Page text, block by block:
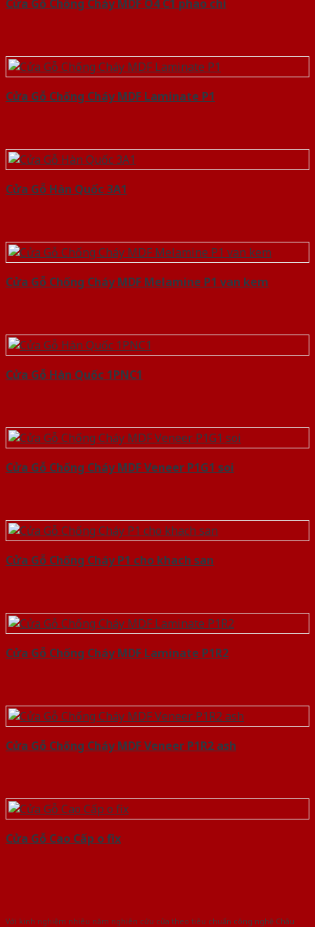
Cửa Gỗ Chống Cháy MDF O4 C1 phao chi
Cửa Gỗ Chống Cháy MDF Laminate P1
Cửa Gỗ Hàn Quốc 3A1
Cửa Gỗ Chống Cháy MDF Melamine P1 van kem
Cửa Gỗ Hàn Quốc 1PNC1
Cửa Gỗ Chống Cháy MDF Veneer P1G1 soi
Cửa Gỗ Chống Cháy P1 cho khach san
Cửa Gỗ Chống Cháy MDF Laminate P1R2
Cửa Gỗ Chống Cháy MDF Veneer P1R2 ash
Cửa Gỗ Cao Cấp o fix
Với kinh nghiệm nhiêu năm nghiên cứu cửa theo tiêu chuẩn công nghệ Châu